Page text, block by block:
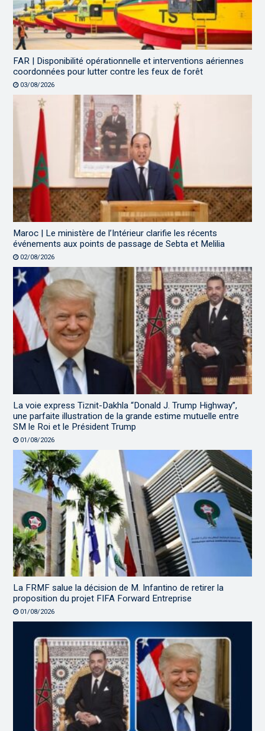
FAR | Disponibilité opérationnelle et interventions aériennes
coordonnées pour lutter contre les feux de forêt
03/08/2026
Maroc | Le ministère de l’Intérieur clarifie les récents
événements aux points de passage de Sebta et Melilia
02/08/2026
La voie express Tiznit-Dakhla “Donald J. Trump Highway”,
une parfaite illustration de la grande estime mutuelle entre
SM le Roi et le Président Trump
01/08/2026
La FRMF salue la décision de M. Infantino de retirer la
proposition du projet FIFA Forward Entreprise
01/08/2026